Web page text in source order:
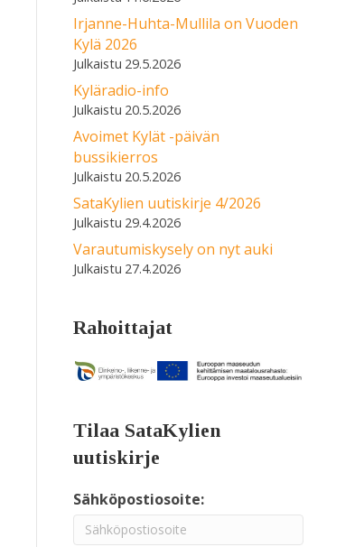
Irjanne-Huhta-Mullila on Vuoden
Kylä 2026
29.5.2026
Kyläradio-info
20.5.2026
Avoimet Kylät -päivän
bussikierros
20.5.2026
SataKylien uutiskirje 4/2026
29.4.2026
Varautumiskysely on nyt auki
27.4.2026
Rahoittajat
Tilaa SataKylien
uutiskirje
Sähköpostiosoite: